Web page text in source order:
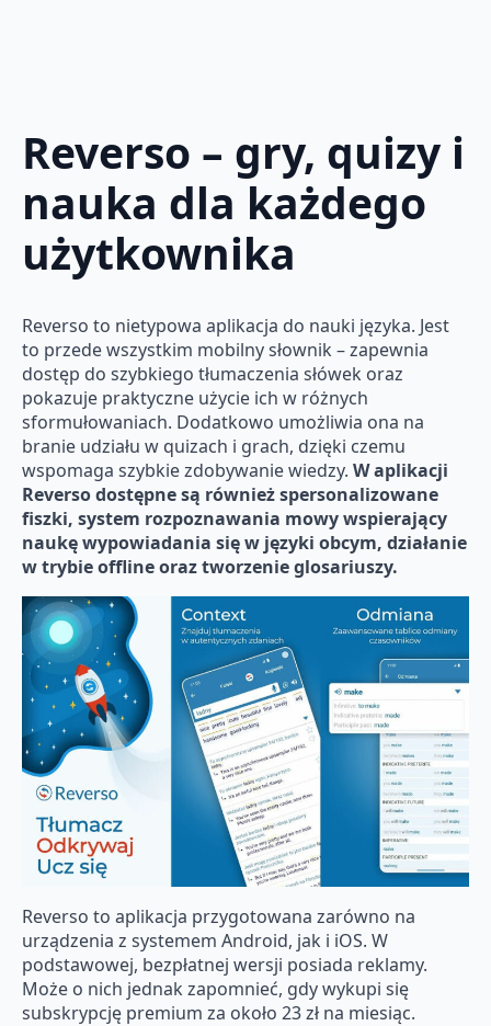
Reverso – gry, quizy i
nauka dla każdego
użytkownika
Reverso to nietypowa aplikacja do nauki języka. Jest
to przede wszystkim mobilny słownik – zapewnia
dostęp do szybkiego tłumaczenia słówek oraz
pokazuje praktyczne użycie ich w różnych
sformułowaniach. Dodatkowo umożliwia ona na
branie udziału w quizach i grach, dzięki czemu
wspomaga szybkie zdobywanie wiedzy. W aplikacji
Reverso dostępne są również spersonalizowane
fiszki, system rozpoznawania mowy wspierający
naukę wypowiadania się w języki obcym, działanie
w trybie offline oraz tworzenie glosariuszy.
Reverso to aplikacja przygotowana zarówno na
urządzenia z systemem Android, jak i iOS. W
podstawowej, bezpłatnej wersji posiada reklamy.
Może o nich jednak zapomnieć, gdy wykupi się
subskrypcję premium za około 23 zł na miesiąc.